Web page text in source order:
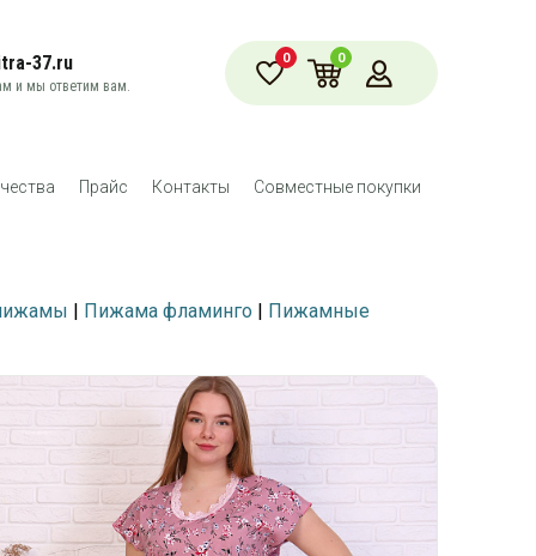
37.ru
и мы ответим вам.
0 0
Прайс Контакты Совместные покупки
| Пижама фламинго | Пижамные